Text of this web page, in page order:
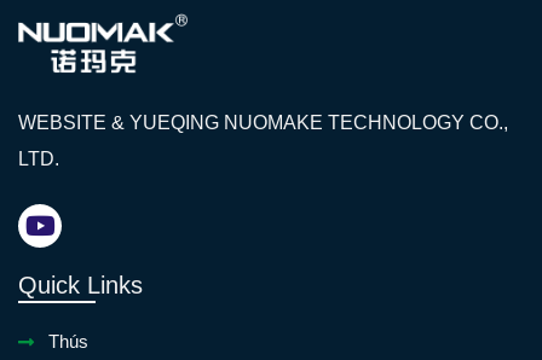
WEBSITE & YUEQING NUOMAKE TECHNOLOGY CO.,
LTD.
Quick Links
Thús